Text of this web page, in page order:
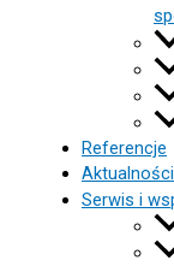
Referencje
Aktualności
Serwis i